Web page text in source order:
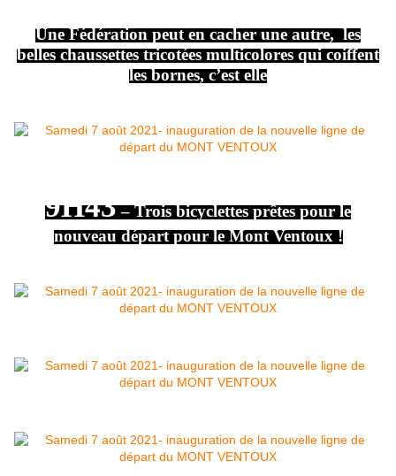
Une Fédération peut en cacher une autre, les
belles chaussettes tricotées multicolores qui coiffent
les bornes, c’est elle
9H43– Trois bicyclettes prêtes pour le
nouveau départ pour le Mont Ventoux !